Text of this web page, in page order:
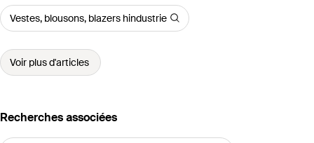
Vestes, blousons, blazers hindustrie
Voir plus d'articles
Recherches associées